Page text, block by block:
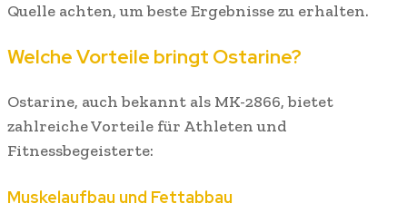
Quelle achten, um beste Ergebnisse zu erhalten.
Welche Vorteile bringt Ostarine?
Ostarine, auch bekannt als MK-2866, bietet
zahlreiche Vorteile für Athleten und
Fitnessbegeisterte:
Muskelaufbau und Fettabbau